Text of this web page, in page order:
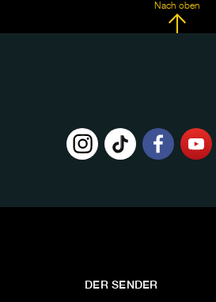
Nach oben
DER SENDER